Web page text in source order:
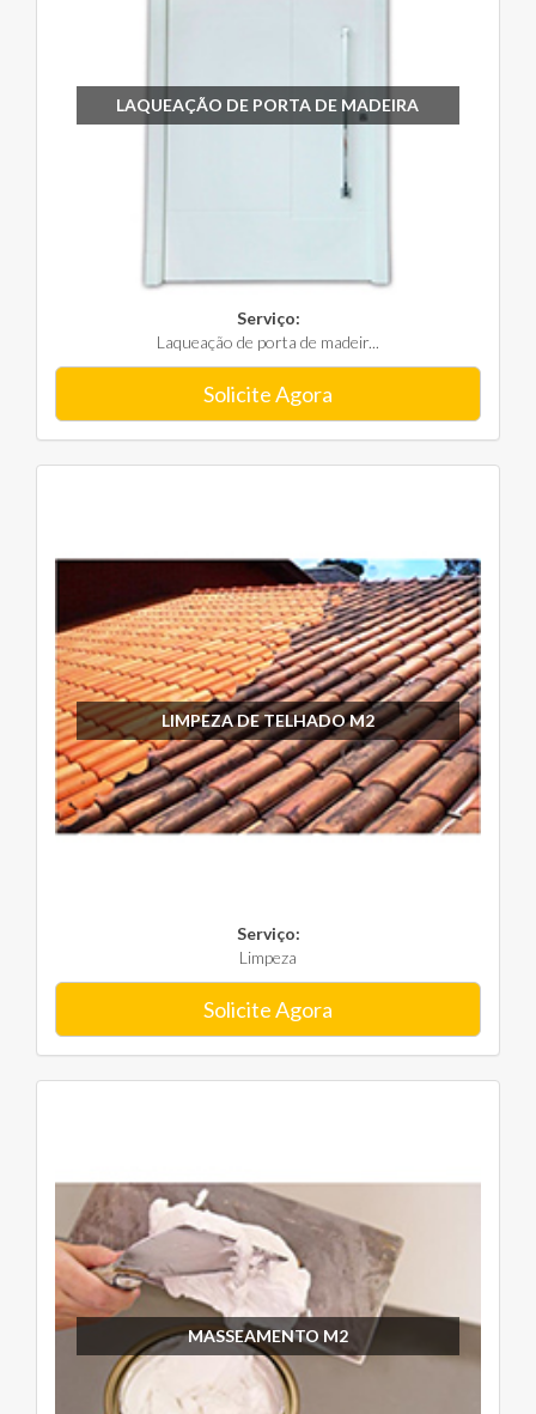
LAQUEAÇÃO DE PORTA DE MADEIRA
Serviço:
Laqueação de porta de madeir...
Solicite Agora
LIMPEZA DE TELHADO M2
Serviço:
Limpeza
Solicite Agora
MASSEAMENTO M2